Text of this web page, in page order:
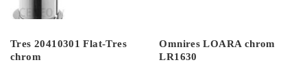
Tres 20410301 Flat-Tres
chrom
Omnires LOARA chrom
LR1630